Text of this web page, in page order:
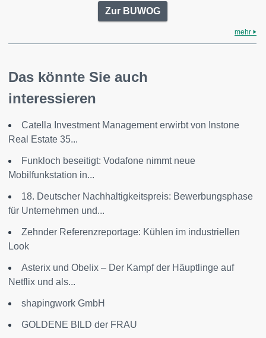
Zur BUWOG
mehr
Das könnte Sie auch
interessieren
Catella Investment Management erwirbt von Instone
Real Estate 35...
Funkloch beseitigt: Vodafone nimmt neue
Mobilfunkstation in...
18. Deutscher Nachhaltigkeitspreis: Bewerbungsphase
für Unternehmen und...
Zehnder Referenzreportage: Kühlen im industriellen
Look
Asterix und Obelix – Der Kampf der Häuptlinge auf
Netflix und als...
shapingwork GmbH
GOLDENE BILD der FRAU